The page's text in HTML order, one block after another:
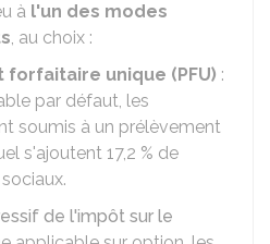
à l'un des modes
, au choix :
forfaitaire unique (PFU) :
par défaut, les
soumis à un prélèvement
s'ajoutent 17,2 % de
de l'impôt sur le